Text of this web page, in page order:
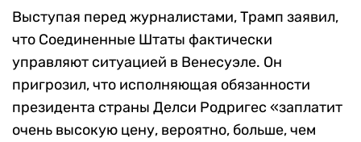
Выступая перед журналистами, Трамп заявил,
что Соединенные Штаты фактически
управляют ситуацией в Венесуэле. Он
пригрозил, что исполняющая обязанности
президента страны Делси Родригес «заплатит
очень высокую цену, вероятно, больше, чем